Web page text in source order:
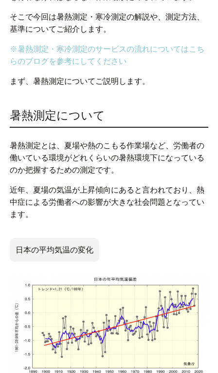
そこで今回は暑熱測定・寒冷測定の解説や、測定方法、
基準についてご紹介します。
※暑熱測定・寒冷測定のサービスの流れについてはこち
らのブログを参考にしてください
まず、暑熱測定についてご説明します。
暑熱測定について
暑熱測定とは、夏場や熱のこもる作業場など、労働者の
働いている環境がどれくらいの暑熱環境下になっている
のか把握するための測定です。
近年、夏場の気温が上昇傾向にあると言われており、熱
中症による労働者への影響が大きな社会問題となってい
ます。
日本の平均気温の変化